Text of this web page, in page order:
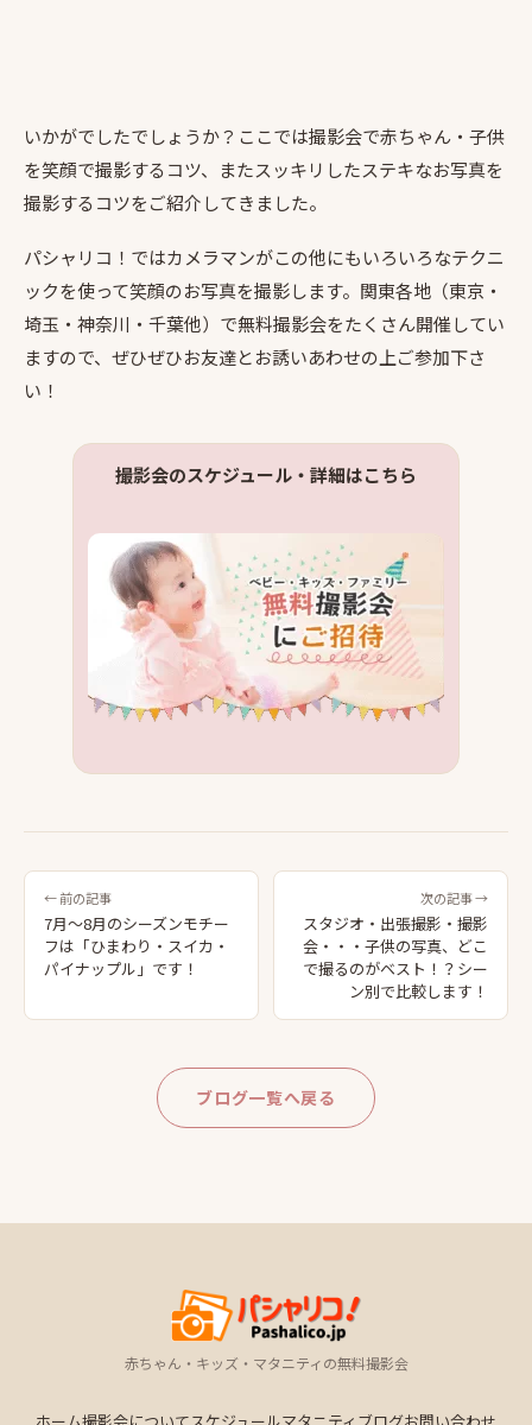
いかがでしたでしょうか？ここでは撮影会で赤ちゃん・子供
を笑顔で撮影するコツ、またスッキリしたステキなお写真を
撮影するコツをご紹介してきました。
パシャリコ！ではカメラマンがこの他にもいろいろなテクニ
ックを使って笑顔のお写真を撮影します。関東各地（東京・
埼玉・神奈川・千葉他）で無料撮影会をたくさん開催してい
ますので、ぜひぜひお友達とお誘いあわせの上ご参加下さ
い！
撮影会のスケジュール・詳細はこちら
← 前の記事
7月～8月のシーズンモチー
フは「ひまわり・スイカ・
パイナップル」です！
次の記事 →
スタジオ・出張撮影・撮影
会・・・子供の写真、どこ
で撮るのがベスト！？シー
ン別で比較します！
ブログ一覧へ戻る
赤ちゃん・キッズ・マタニティの無料撮影会